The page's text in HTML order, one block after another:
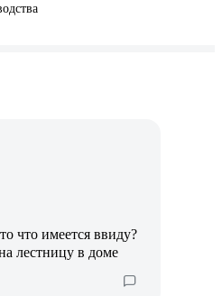
что имеется ввиду?
лестницу в доме